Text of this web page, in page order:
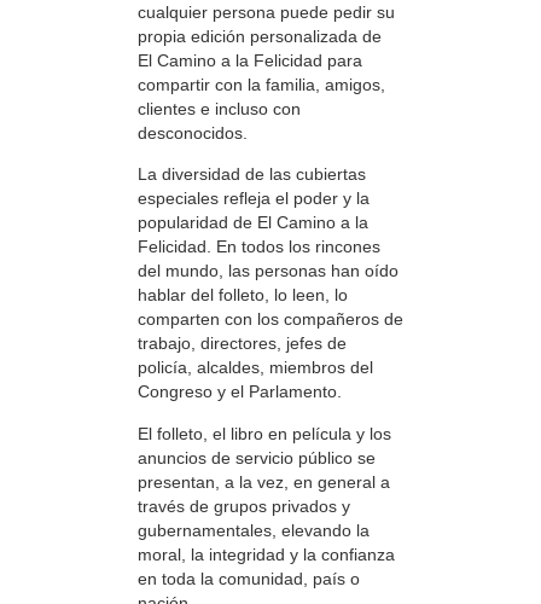
cualquier persona puede pedir su
propia edición personalizada de
El Camino a la Felicidad para
compartir con la familia, amigos,
clientes e incluso con
desconocidos.
La diversidad de las cubiertas
especiales refleja el poder y la
popularidad de El Camino a la
Felicidad. En todos los rincones
del mundo, las personas han oído
hablar del folleto, lo leen, lo
comparten con los compañeros de
trabajo, directores, jefes de
policía, alcaldes, miembros del
Congreso y el Parlamento.
El folleto, el libro en película y los
anuncios de servicio público se
presentan, a la vez, en general a
través de grupos privados y
gubernamentales, elevando la
moral, la integridad y la confianza
en toda la comunidad, país o